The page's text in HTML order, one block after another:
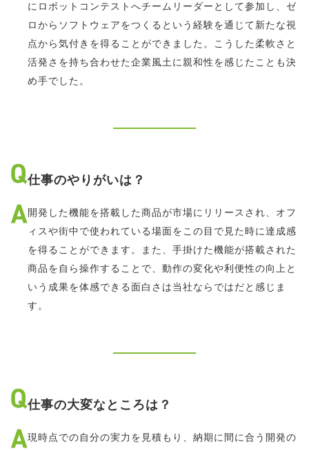
にロボットコンテストへチームリーダーとして参加し、ゼ
ロからソフトウェアをつくるという経験を通じて新たな視
点から気付きを得ることができました。こうした柔軟さと
活発さを持ち合わせた企業風土に親和性を感じたことも決
め手でした。
仕事のやりがいは？
開発した機能を搭載した商品が市場にリリースされ、オフ
ィスや街中で使われている場面をこの目で見た時に達成感
を得ることができます。また、手掛けた機能が搭載された
商品を自ら操作することで、動作の変化や利便性の向上と
いう成果を体感できる面白さは当社ならではだと感じま
す。
仕事の大変なところは？
現時点での自分の実力を見積もり、納期に間に合う開発の